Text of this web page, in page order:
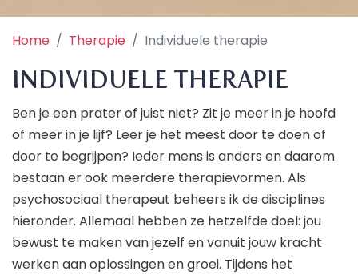
Home Therapie Individuele therapie
INDIVIDUELE THERAPIE
Ben je een prater of juist niet? Zit je meer in je hoofd
of meer in je lijf? Leer je het meest door te doen of
door te begrijpen? Ieder mens is anders en daarom
bestaan er ook meerdere therapievormen. Als
psychosociaal therapeut beheers ik de disciplines
hieronder. Allemaal hebben ze hetzelfde doel: jou
bewust te maken van jezelf en vanuit jouw kracht
werken aan oplossingen en groei. Tijdens het